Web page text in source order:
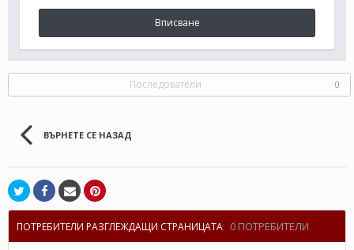
Вписване
Последователи 0
ВЪРНЕТЕ СЕ НАЗАД
ПОТРЕБИТЕЛИ РАЗГЛЕЖДАЩИ СТРАНИЦАТА 0 ПОТРЕБИТЕЛИ